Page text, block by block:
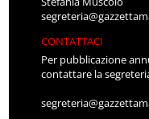
CONTATTACI
Per pubblicazione
contattare la